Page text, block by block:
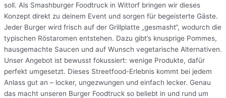
soll. Als Smashburger Foodtruck in Wittorf bringen wir dieses
Konzept direkt zu deinem Event und sorgen für begeisterte Gäste.
Jeder Burger wird frisch auf der Grillplatte „gesmasht“, wodurch die
typischen Röstaromen entstehen. Dazu gibt’s knusprige Pommes,
hausgemachte Saucen und auf Wunsch vegetarische Alternativen.
Unser Angebot ist bewusst fokussiert: wenige Produkte, dafür
perfekt umgesetzt. Dieses Streetfood-Erlebnis kommt bei jedem
Anlass gut an – locker, ungezwungen und einfach lecker. Genau
das macht unseren Burger Foodtruck so beliebt in und rund um